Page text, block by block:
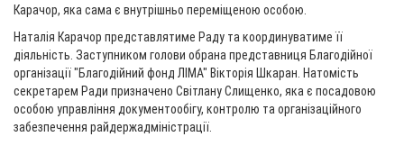
Карачор, яка сама є внутрішньо переміщеною особою.
Наталія Карачор представлятиме Раду та координуватиме її
діяльність. Заступником голови обрана представниця Благодійної
організації "Благодійний фонд ЛІМА" Вікторія Шкаран. Натомість
секретарем Ради призначено Світлану Слищенко, яка є посадовою
особою управління документообігу, контролю та організаційного
забезпечення райдержадміністрації.